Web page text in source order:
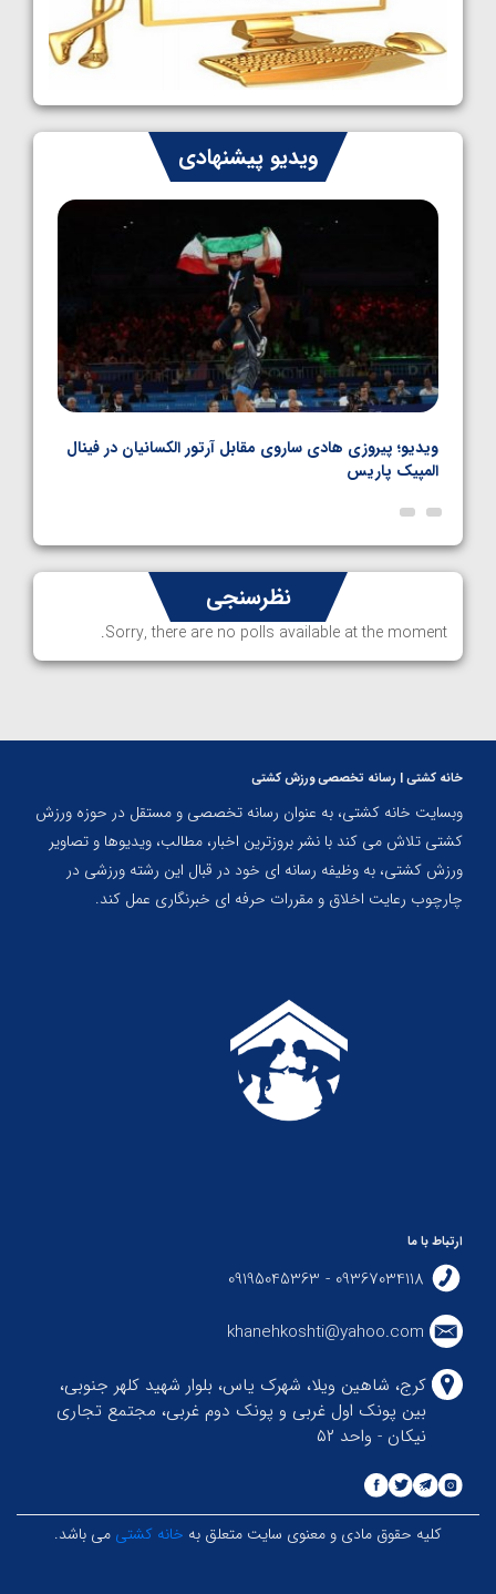
1405/05/07
ایران چشم به راه چهار مدال در پنج وزن دوم
کشتی فرنگی نوجوانان جهان
1405/05/06
کشتی فرنگی نوجوان جهان؛ رضایی تنها طلایی
پنج وزن نخست
1405/05/06
ویدیو پیشنهادی
ویدیو؛ پیروزی هادی ساروی مقابل آرتور الکسانیان در فینال
المپیک پاریس
نظرسنجی
Sorry, there are no polls available at the moment.
خانه کشتی | رسانه تخصصی ورزش کشتی
وبسایت خانه کشتی، به عنوان رسانه تخصصی و مستقل در حوزه ورزش
کشتی تلاش می کند با نشر بروزترین اخبار، مطالب، ویدیوها و تصاویر
ورزش کشتی، به وظیفه رسانه ای خود در قبال این رشته ورزشی در
چارچوب رعایت اخلاق و مقررات حرفه ای خبرنگاری عمل کند.
ارتباط با ما
09367034118 - 09195045363
khanehkoshti@yahoo.com
کرج، شاهین ویلا، شهرک یاس، بلوار شهید کلهر جنوبی،
بین پونک اول غربی و پونک دوم غربی، مجتمع تجاری
نیکان - واحد ۵۲
کلیه حقوق مادی و معنوی سایت متعلق به خانه کشتی می باشد.